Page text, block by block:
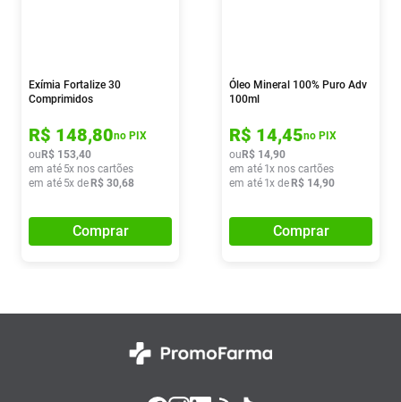
Exímia Fortalize 30
Comprimidos
R$ 148,80no PIX
ou R$ 153,40
em até 5x nos cartões
em até 5x de R$ 30,68
Comprar
Óleo Mineral 100% Puro Adv
100ml
R$ 14,45no PIX
ou R$ 14,90
em até 1x nos cartões
em até 1x de R$ 14,90
Comprar